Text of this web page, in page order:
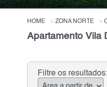
HOME ZONA NORTE
Apartamento Vila
Filtre os resultados: